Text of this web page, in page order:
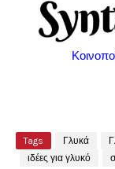
Tags Γλυκά
ιδέες για γλυκό